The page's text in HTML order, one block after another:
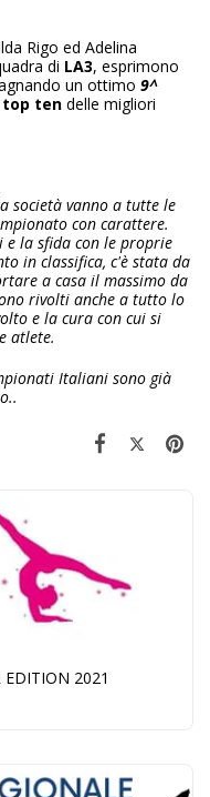
Rigo ed Adelina
di LA3, esprimono
un ottimo 9^
top ten delle migliori
società vanno a tutte le
con carattere.
la sfida con le proprie
in classifica, c'è stata da
a casa il massimo da
rivolti anche a tutto lo
e la cura con cui si
atlete.
Italiani sono già
EDITION 2021